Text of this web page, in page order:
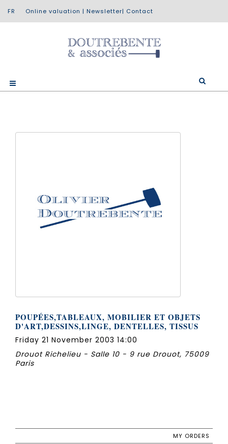
Online valuation | Newsletter| Contact
POUPÉES,TABLEAUX, MOBILIER ET OBJETS
D'ART,DESSINS,LINGE, DENTELLES, TISSUS
Friday 21 November 2003 14:00
Drouot Richelieu - Salle 10 - 9 rue Drouot, 75009
Paris
MY ORDERS